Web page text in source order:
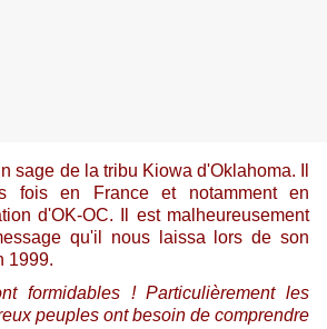
sage de la tribu Kiowa d'Oklahoma. Il
fois en France et notamment en
d'OK-OC. Il est malheureusement
qu'il nous laissa lors de son
1999.
formidables ! Particulièrement les
peuples ont besoin de comprendre